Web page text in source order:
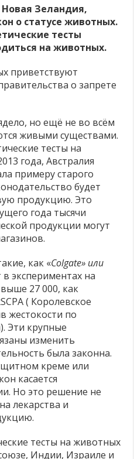
— почему бы их не использовать?
запрещает
тесты
на
животных!
Зеландия,
о статусе животных.
тесты
на животных.
приветствуют
о запрете
но ещё не во всём
живыми существами.
тесты на
года, Австралия
примеру старого
будет
продукцию. Это
года тысячи
продукции могут
как «Colgate» или
в экспериментах на
выше 27 000, как
( Королевское
жестокости по
Эти крупные
изменить
была законна.
креме или
касается
Но это решение не
лекарства и
тесты на животных
Индии, Израиле и